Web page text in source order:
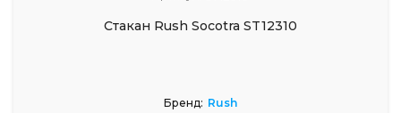
Стакан Rush Socotra ST12310
Бренд: Rush